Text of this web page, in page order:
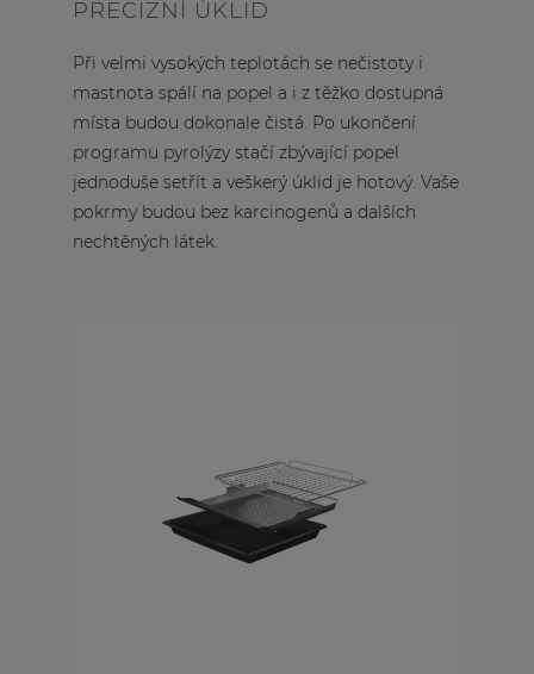
PRECIZNÍ ÚKLID
Při velmi vysokých teplotách se nečistoty i
mastnota spálí na popel a i z těžko dostupná
místa budou dokonale čistá. Po ukončení
programu pyrolýzy stačí zbývající popel
jednoduše setřít a veškerý úklid je hotový. Vaše
pokrmy budou bez karcinogenů a dalších
nechtěných látek.